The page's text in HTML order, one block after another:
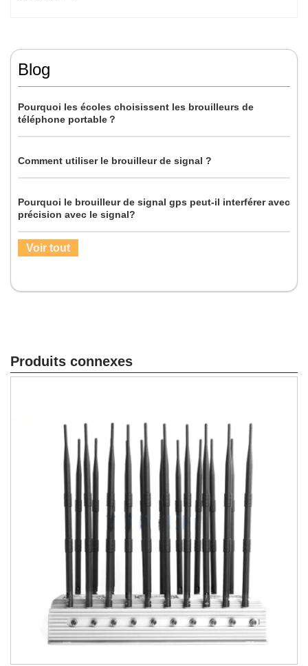
Blog
Pourquoi les écoles choisissent les brouilleurs de
téléphone portable？
Comment utiliser le brouilleur de signal ?
Pourquoi le brouilleur de signal gps peut-il interférer avec
précision avec le signal?
Voir tout
Produits connexes